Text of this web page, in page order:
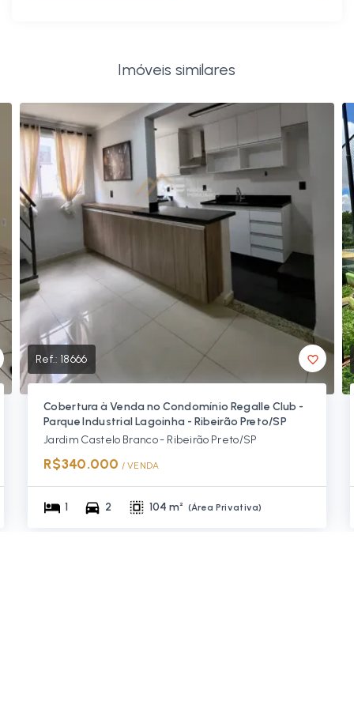
Imóveis similares
Ref.: 18666
Cobertura à Venda no Condomínio Regalle Club -
Parque Industrial Lagoinha - Ribeirão Preto/SP
Jardim Castelo Branco - Ribeirão Preto/SP
R$340.000 / VENDA
1 2 104 m² (Área Privativa)